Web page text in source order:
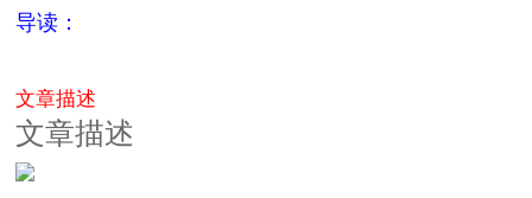
导读：
文章描述
文章描述